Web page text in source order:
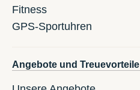
Fitness
GPS-Sportuhren
Angebote und Treuevorteile